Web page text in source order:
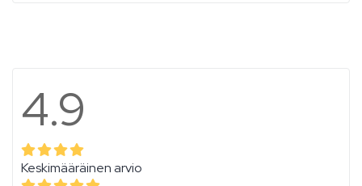
4.9
Keskimääräinen arvio